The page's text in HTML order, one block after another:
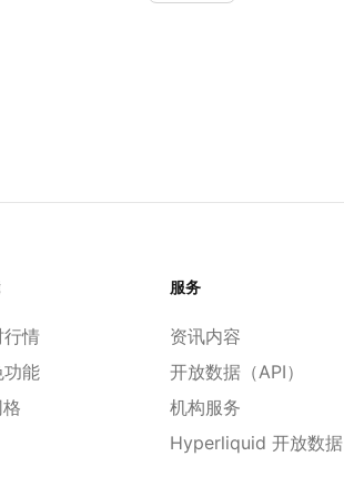
行情
功能
服务
资讯内容
开放数据（API）
机构服务
Hyperliquid 开放数据